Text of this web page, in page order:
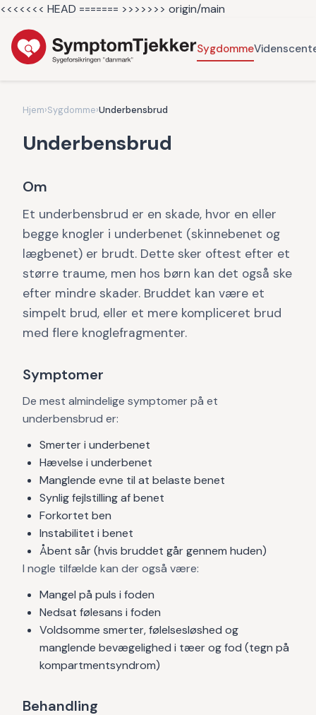
<<<<<<< HEAD ======= >>>>>>> origin/main
Sygdomme
Hjem›Sygdomme›Underbensbrud
Underbensbrud
Om
Et underbensbrud er en skade, hvor en eller
begge knogler i underbenet (skinnebenet og
lægbenet) er brudt. Dette sker oftest efter et
større traume, men hos børn kan det også ske
efter mindre skader. Bruddet kan være et
simpelt brud, eller et mere kompliceret brud
med flere knoglefragmenter.
Symptomer
De mest almindelige symptomer på et
underbensbrud er:
Smerter i underbenet
Hævelse i underbenet
Manglende evne til at belaste benet
Synlig fejlstilling af benet
Forkortet ben
Instabilitet i benet
Åbent sår (hvis bruddet går gennem huden)
I nogle tilfælde kan der også være:
Mangel på puls i foden
Nedsat følesans i foden
Voldsomme smerter, følelsesløshed og
manglende bevægelighed i tæer og fod (tegn på
kompartmentsyndrom)
Behandling